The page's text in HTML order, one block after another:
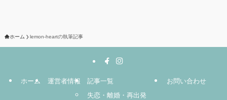
ホーム lemon-heartの執筆記事
ホーム 運営者情報
記事一覧
失恋・離婚・再出発
お問い合わせ